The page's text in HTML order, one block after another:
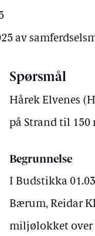
av
Spørsmål
Hårek Elvenes
på Strand til 150
Begrunnelse
I Budstikka
Bærum, Reidar
miljølokket over